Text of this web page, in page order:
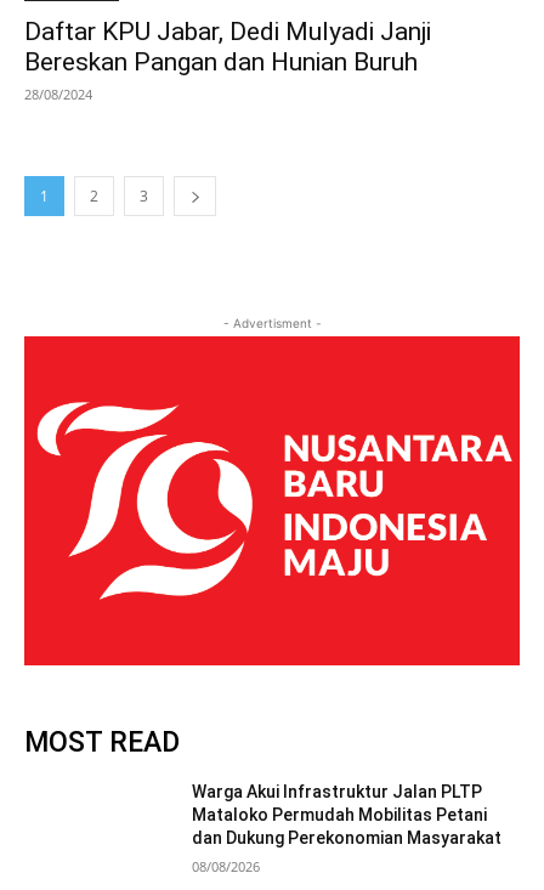
Daftar KPU Jabar, Dedi Mulyadi Janji
Bereskan Pangan dan Hunian Buruh
28/08/2024
1 2 3
- Advertisment -
MOST READ
Warga Akui Infrastruktur Jalan PLTP
Mataloko Permudah Mobilitas Petani
dan Dukung Perekonomian Masyarakat
08/08/2026